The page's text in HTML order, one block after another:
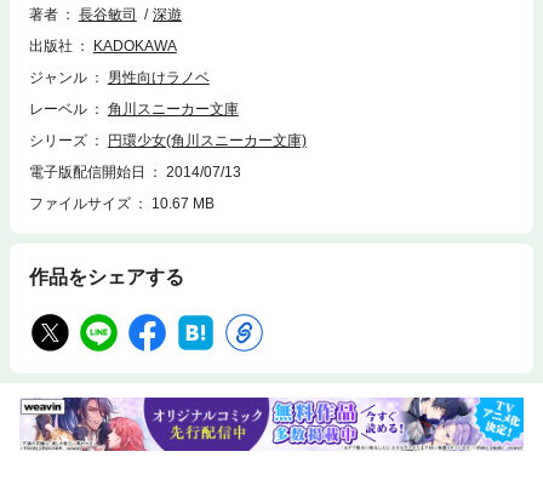
著者 長谷敏司
深遊
出版社
KADOKAWA
ジャンル
男性向けラノベ
レーベル
角川スニーカー文庫
シリーズ
円環少女(角川スニーカー文庫)
電子版配信開始日
2014/07/13
ファイルサイズ
10.67 MB
作品をシェアする